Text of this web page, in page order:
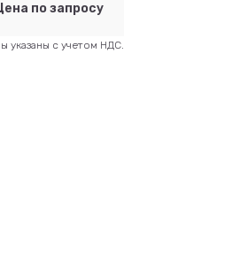
по запросу
указаны с учетом НДС.